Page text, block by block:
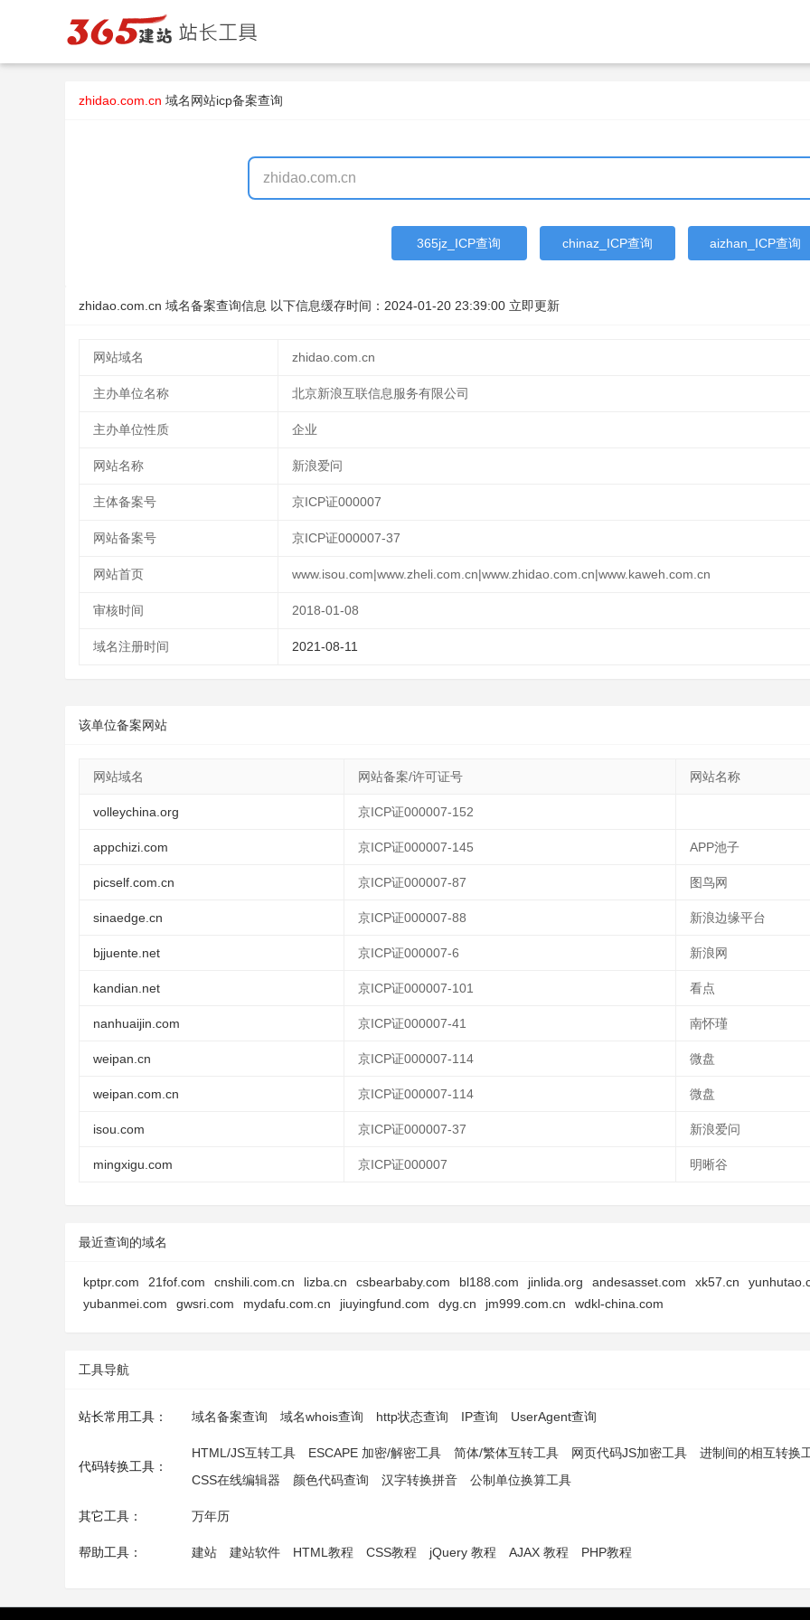
zhidao.com.cn 域名网站icp备案查询
365jz_ICP查询 chinaz_ICP查询 aizhan_ICP查询
zhidao.com.cn 域名备案查询信息 以下信息缓存时间： 2024-01-20 23:39:00 立即更新
网站域名 zhidao.com.cn
主办单位名称 北京新浪互联信息服务有限公司
主办单位性质 企业
网站名称 新浪爱问
主体备案号 京ICP证000007
网站备案号 京ICP证000007-37
网站首页 www.isou.com|www.zheli.com.cn|www.zhidao.com.cn|www.kaweh.com.cn
审核时间 2018-01-08
域名注册时间 2021-08-11
该单位备案网站
网站域名 网站备案/许可证号 网站名称
volleychina.org 京ICP证000007-152
appchizi.com 京ICP证000007-145 APP池子
picself.com.cn 京ICP证000007-87 图鸟网
sinaedge.cn 京ICP证000007-88 新浪边缘平台
bjjuente.net 京ICP证000007-6 新浪网
kandian.net 京ICP证000007-101 看点
nanhuaijin.com 京ICP证000007-41 南怀瑾
weipan.cn 京ICP证000007-114 微盘
weipan.com.cn 京ICP证000007-114 微盘
isou.com 京ICP证000007-37 新浪爱问
mingxigu.com 京ICP证000007 明晰谷
最近查询的域名
kptpr.com 21fof.com cnshili.com.cn lizba.cn csbearbaby.com bl188.com jinlida.org andesasset.com xk57.cn
yubanmei.com
gwsri.com mydafu.com.cn jiuyingfund.com dyg.cn jm999.com.cn wdkl-china.com
工具导航
站长常用工具： 域名备案查询 域名whois查询 http状态查询 IP查询 UserAgent查询
代码转换工具：
HTML/JS互转工具 ESCAPE 加密/解密工具 简体/繁体互转工具 网页代码JS加密工具
进制间的相互转换
CSS在线编辑器
颜色代码查询 汉字转换拼音 公制单位换算工具
其它工具： 万年历
帮助工具： 建站 建站软件 HTML教程 CSS教程 jQuery 教程 AJAX 教程 PHP教程